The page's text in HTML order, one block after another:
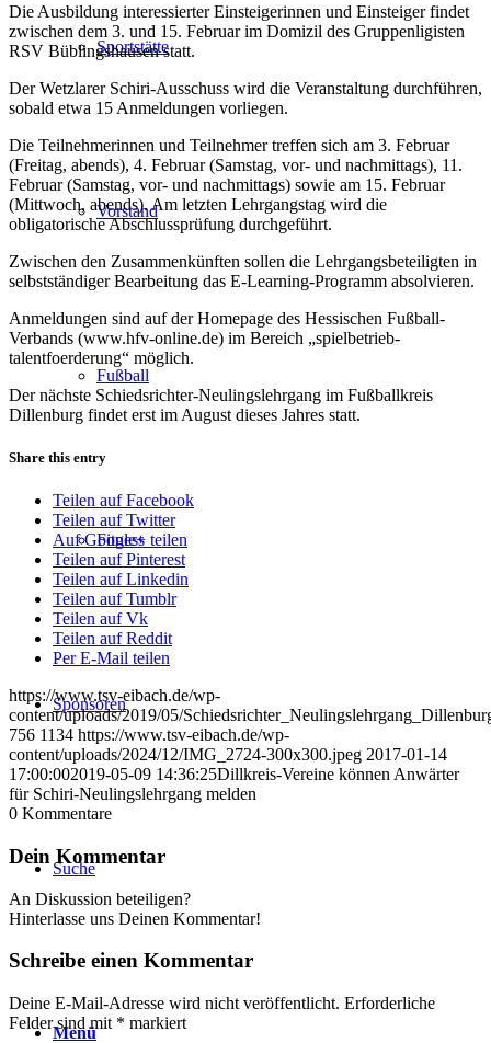
Sportstätte
Vorstand
Fußball
Fitness
Sponsoren
Suche
Menü
Die Ausbildung interessierter Einsteigerinnen und Einsteiger findet
zwischen dem 3. und 15. Februar im Domizil des Gruppenligisten
RSV Büblingshausen statt.
Der Wetzlarer Schiri-Ausschuss wird die Veranstaltung durchführen,
sobald etwa 15 Anmeldungen vorliegen.
Die Teilnehmerinnen und Teilnehmer treffen sich am 3. Februar
(Freitag, abends), 4. Februar (Samstag, vor- und nachmittags), 11.
Februar (Samstag, vor- und nachmittags) sowie am 15. Februar
(Mittwoch, abends). Am letzten Lehrgangstag wird die
obligatorische Abschlussprüfung durchgeführt.
Zwischen den Zusammenkünften sollen die Lehrgangsbeteiligten in
selbstständiger Bearbeitung das E-Learning-Programm absolvieren.
Anmeldungen sind auf der Homepage des Hessischen Fußball-
Verbands (www.hfv-online.de) im Bereich „spielbetrieb-
talentfoerderung“ möglich.
Der nächste Schiedsrichter-Neulingslehrgang im Fußballkreis
Dillenburg findet erst im August dieses Jahres statt.
Share this entry
Teilen auf Facebook
Teilen auf Twitter
Auf Google+ teilen
Teilen auf Pinterest
Teilen auf Linkedin
Teilen auf Tumblr
Teilen auf Vk
Teilen auf Reddit
Per E-Mail teilen
https://www.tsv-eibach.de/wp-
content/uploads/2019/05/
756 1134 https://www.tsv-eibach.de/wp-
content/uploads/2024/12/IMG_2724-300x300.jpeg 2017-01-14
17:00:002019-05-09 14:36:25Dillkreis-Vereine können Anwärter
für Schiri-Neulingslehrgang melden
0 Kommentare
Dein Kommentar
An Diskussion beteiligen?
Hinterlasse uns Deinen Kommentar!
Schreibe einen Kommentar
Deine E-Mail-Adresse wird nicht veröffentlicht. Erforderliche
Felder sind mit * markiert